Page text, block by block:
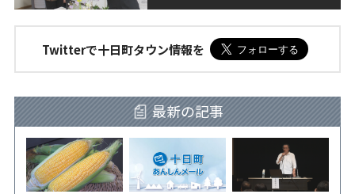
Twitterで十日町タウン情報を
最新の記事